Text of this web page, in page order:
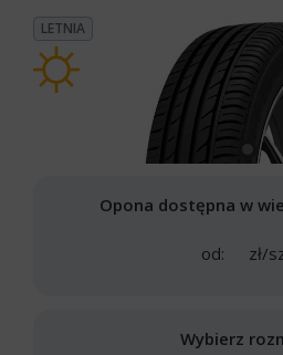
LETNIA
Opona dostępna w
od: zł/
Wybierz